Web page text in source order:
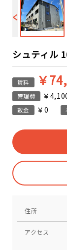
シュティル
賃料 ￥
管理費 ￥
敷金 ￥0
住所
アクセス